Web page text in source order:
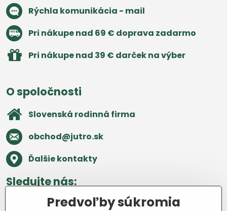
Rýchla komunikácia - mail
Pri nákupe nad 69 € doprava zadarmo
Pri nákupe nad 39 € darček na výber
O spoločnosti
Slovenská rodinná firma
obchod​@jutro​.sk
Ďalšie kontakty
Sledujte nás:
Facebook Pinterest Instagram Blog
Predvoľby súkromia